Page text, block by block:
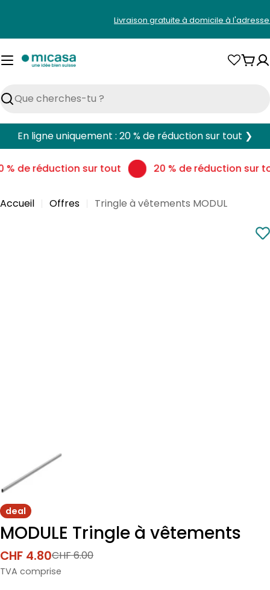
contenu
Livraison gratuite à domicile à
Rechercher
En ligne uniquement : 20 % de réduction sur tout ❯
% de réduction sur tout 20 % de réduction sur
Accueil Offres Tringle à vêtements MODUL
deal
MODULE Tringle à vêtements
Prix
de
CHF 4.80
Prix
normal
CHF 6.00
TVA comprise